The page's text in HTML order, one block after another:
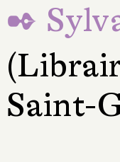
✒
Saint-